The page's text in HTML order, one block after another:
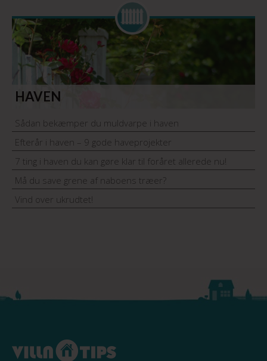
HAVEN
Sådan bekæmper du muldvarpe i haven
Efterår i haven – 9 gode haveprojekter
7 ting i haven du kan gøre klar til foråret allerede nu!
Må du save grene af naboens træer?
Vind over ukrudtet!